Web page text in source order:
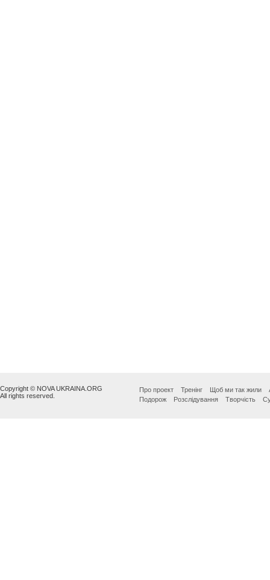
Copyright © NOVA UKRAINA.ORG
All rights reserved.
Про проект Тренінг Щоб ми так жили
Подорож
Розслідування Творчість